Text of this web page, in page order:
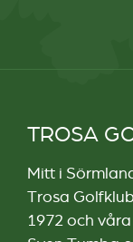
TROSA
Mitt i
Trosa
1972 och